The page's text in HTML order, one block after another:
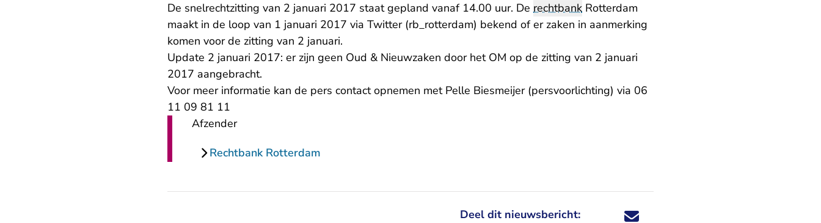
De snelrechtzitting van 2 januari 2017 staat gepland vanaf 14.00 uur. De rechtbank Rotterdam
maakt in de loop van 1 januari 2017 via Twitter (rb_rotterdam) bekend of er zaken in aanmerking
komen voor de zitting van 2 januari.
Update 2 januari 2017: er zijn geen Oud & Nieuwzaken door het OM op de zitting van 2 januari
2017 aangebracht.
Voor meer informatie kan de pers contact opnemen met Pelle Biesmeijer (persvoorlichting) via 06
11 09 81 11
Afzender
Rechtbank Rotterdam
Deel dit nieuwsbericht: Deel dit nieuwsbericht via X - U verlaat
Deel dit nieuwsbericht via Facebook - U
Deel dit nieuwsbericht via e-mail
Deel dit nieuwsbericht via LinkedIn - U